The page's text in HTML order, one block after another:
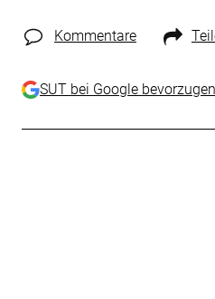
Kommentare
SUT bei Google bevorzugen